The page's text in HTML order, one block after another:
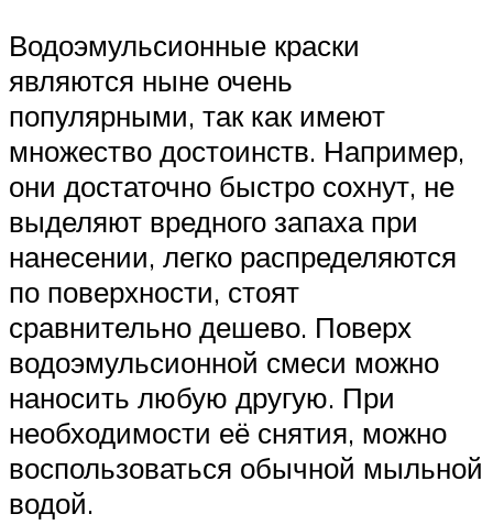
Водоэмульсионные краски
являются ныне очень
популярными, так как имеют
множество достоинств. Например,
они достаточно быстро сохнут, не
выделяют вредного запаха при
нанесении, легко распределяются
по поверхности, стоят
сравнительно дешево. Поверх
водоэмульсионной смеси можно
наносить любую другую. При
необходимости её снятия, можно
воспользоваться обычной мыльной
водой.